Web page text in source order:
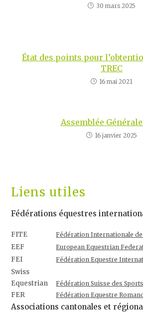
30 mars 2025
État des points pour
TREC
16 mai 2021
Assemblée Générale
16 janvier 2025
Liens utiles
Fédérations équestres
FITE Fédération Internationale
EEF European Equestrian
FEI Fédération Equestre
Swiss
Equestrian
Fédération Suisse des
FER Fédération Equestre
Associations cantonales et